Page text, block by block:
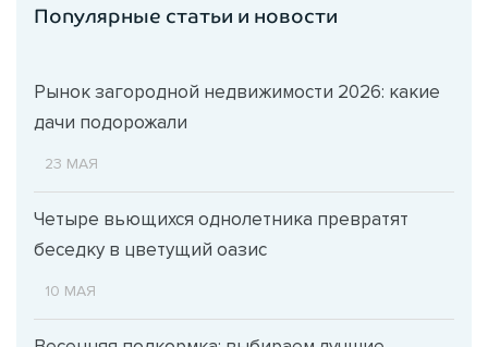
Популярные статьи и новости
Рынок загородной недвижимости 2026: какие
дачи подорожали
23 МАЯ
Четыре вьющихся однолетника превратят
беседку в цветущий оазис
10 МАЯ